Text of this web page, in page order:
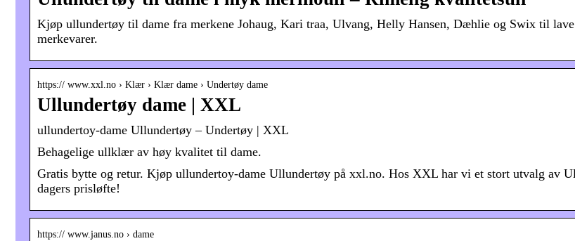
Kjøp ullundertøy til dame fra merkene Johaug, Kari traa, Ulvang, Helly Hansen, Dæhlie og Swix til
merkevarer.
https:// www.xxl.no › Klær › Klær dame › Undertøy dame
Ullundertøy dame | XXL
ullundertoy-dame Ullundertøy – Undertøy | XXL
Behagelige ullklær av høy kvalitet til dame.
Gratis bytte og retur. Kjøp ullundertoy-dame Ullundertøy på xxl.no. Hos XXL har vi et stort utvalg av
dagers prisløfte!
https:// www.janus.no › dame